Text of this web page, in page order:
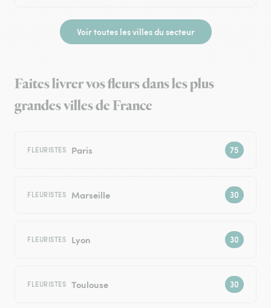
Voir toutes les villes du secteur
Faites livrer vos fleurs dans les plus
grandes villes de France
FLEURISTES Paris
FLEURISTES Marseille
FLEURISTES Lyon
FLEURISTES Toulouse